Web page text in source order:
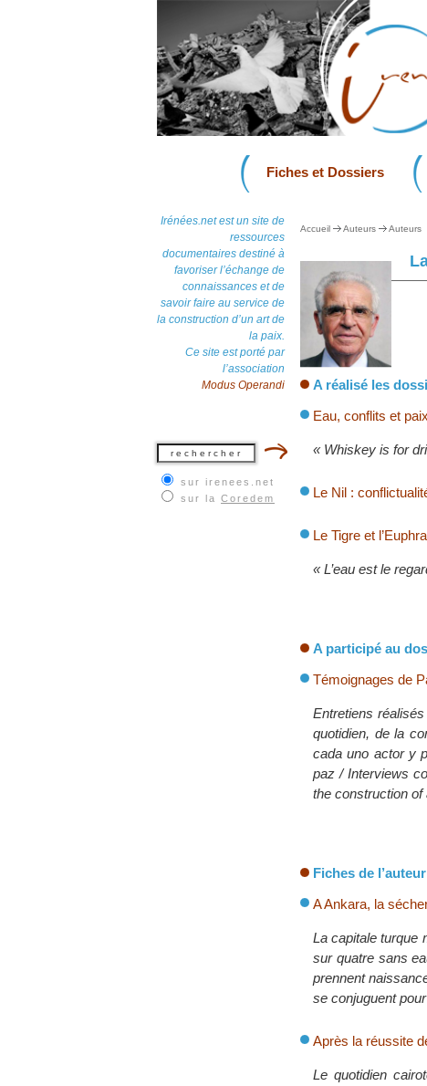
Fiches et Dossiers
Irénées.net est un site de
ressources
documentaires destiné à
favoriser l’échange de
connaissances et de
savoir faire au service de
la construction d’un art de
la paix.
Ce site est porté par
l’association
Modus Operandi
sur irenees.net
sur la Coredem
Accueil Auteurs Auteurs
A réalisé les
Eau, conflits et
« Whiskey is for
Le Nil :
Le Tigre et
« L’eau est le
A participé au
Témoignages de
Entretiens
quotidien, de la
cada uno actor y
paz / Interviews
the construction of
Fiches de l’auteur
A Ankara, la
La capitale turque
sur quatre sans
prennent
se conjuguent
Après la réussite
Le quotidien